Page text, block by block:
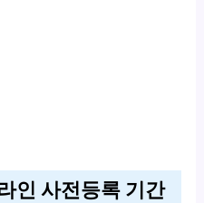
인 사전등록 기간